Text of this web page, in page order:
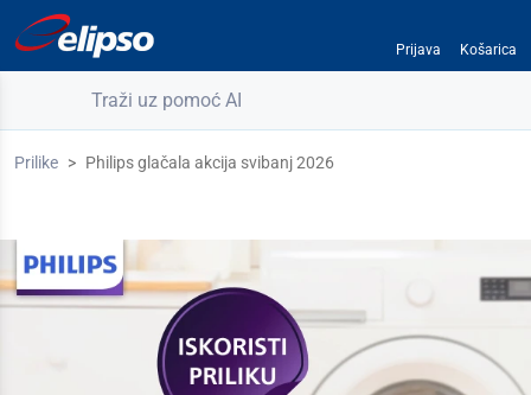
Prijava Košarica
Traži uz pomoć AI
Prilike Philips glačala akcija svibanj 2026